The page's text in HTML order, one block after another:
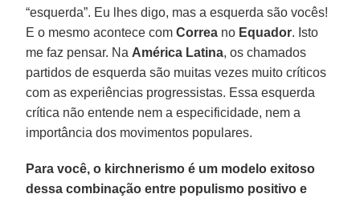
“esquerda”. Eu lhes digo, mas a esquerda são vocês!
E o mesmo acontece comCorrea no Equador. Isto
me faz pensar. Na América Latina, os chamados
partidos de esquerda são muitas vezes muito críticos
com as experiências progressistas. Essa esquerda
crítica não entende nem a especificidade, nem a
importância dos movimentos populares.
Para você, o kirchnerismo é um modelo exitoso
dessa combinação entre populismo positivo e